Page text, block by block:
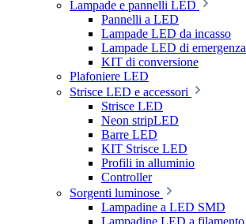
Lampade e pannelli LED
Pannelli a LED
Lampade LED da incasso
Lampade LED di emergenza
KIT di conversione
Plafoniere LED
Strisce LED e accessori
Strisce LED
Neon stripLED
Barre LED
KIT Strisce LED
Profili in alluminio
Controller
Sorgenti luminose
Lampadine a LED SMD
Lampadine LED a filamento